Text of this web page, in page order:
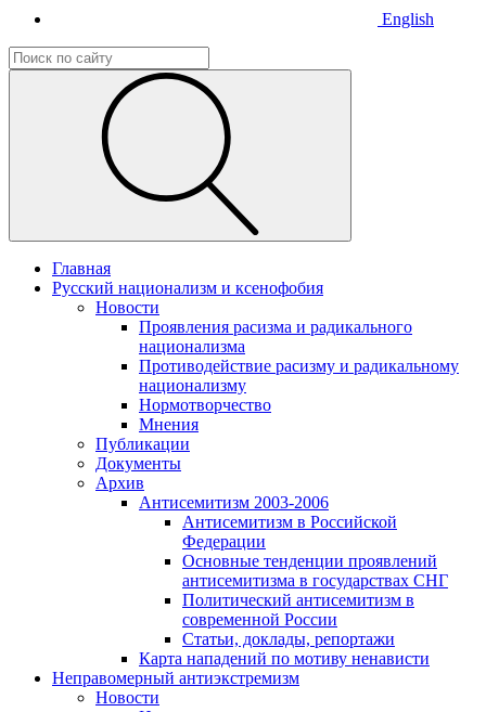
English
Главная
Русский национализм и ксенофобия
Новости
Проявления расизма и радикального
национализма
Противодействие расизму и радикальному
национализму
Нормотворчество
Мнения
Публикации
Документы
Архив
Антисемитизм 2003-2006
Антисемитизм в Российской
Федерации
Основные тенденции проявлений
антисемитизма в государствах СНГ
Политический антисемитизм в
современной России
Статьи, доклады, репортажи
Карта нападений по мотиву ненависти
Неправомерный антиэкстремизм
Новости